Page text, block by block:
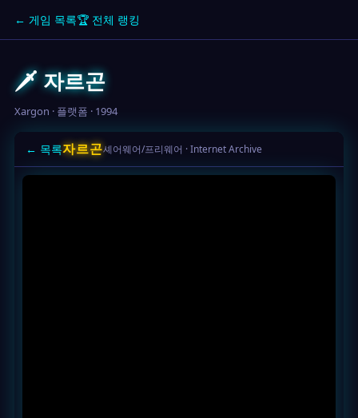
← 게임 목록🏆 전체 랭킹
🗡️ 자르곤
Xargon · 플랫폼 · 1994